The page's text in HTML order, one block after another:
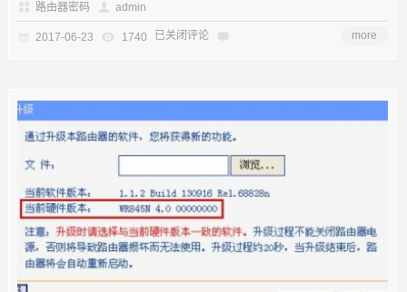
路由器密码 admin
2017-06-23 1740 已关闭评论 more